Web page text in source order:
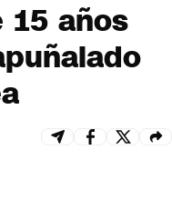
años